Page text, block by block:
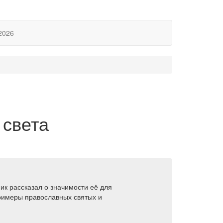
рассказал о значимости её для
православных святых и